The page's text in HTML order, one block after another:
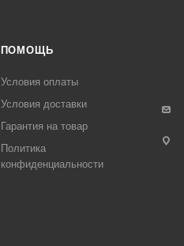
ПОМОЩЬ
Условия оплаты
Условия доставки
Гарантия на товар
Политика
конфиденциальности